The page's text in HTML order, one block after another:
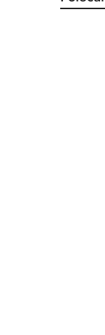
Pomiń
o